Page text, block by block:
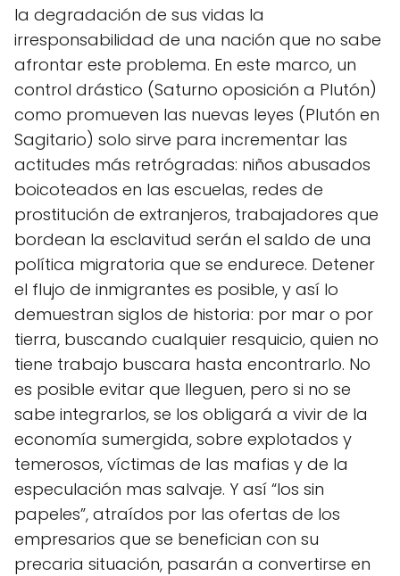
la degradación de sus vidas la
irresponsabilidad de una nación que no sabe
afrontar este problema. En este marco, un
control drástico (Saturno oposición a Plutón)
como promueven las nuevas leyes (Plutón en
Sagitario) solo sirve para incrementar las
actitudes más retrógradas: niños abusados
boicoteados en las escuelas, redes de
prostitución de extranjeros, trabajadores que
bordean la esclavitud serán el saldo de una
política migratoria que se endurece. Detener
el flujo de inmigrantes es posible, y así lo
demuestran siglos de historia: por mar o por
tierra, buscando cualquier resquicio, quien no
tiene trabajo buscara hasta encontrarlo. No
es posible evitar que lleguen, pero si no se
sabe integrarlos, se los obligará a vivir de la
economía sumergida, sobre explotados y
temerosos, víctimas de las mafias y de la
especulación mas salvaje. Y así “los sin
papeles”, atraídos por las ofertas de los
empresarios que se benefician con su
precaria situación, pasarán a convertirse en